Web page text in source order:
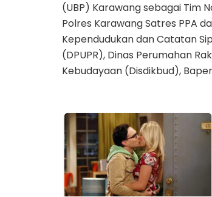
(UBP) Karawang sebagai Tim
Polres Karawang Satres PPA
Kependudukan dan Catatan
(DPUPR), Dinas Perumahan
Kebudayaan (Disdikbud),